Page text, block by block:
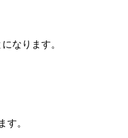
なります。
す。